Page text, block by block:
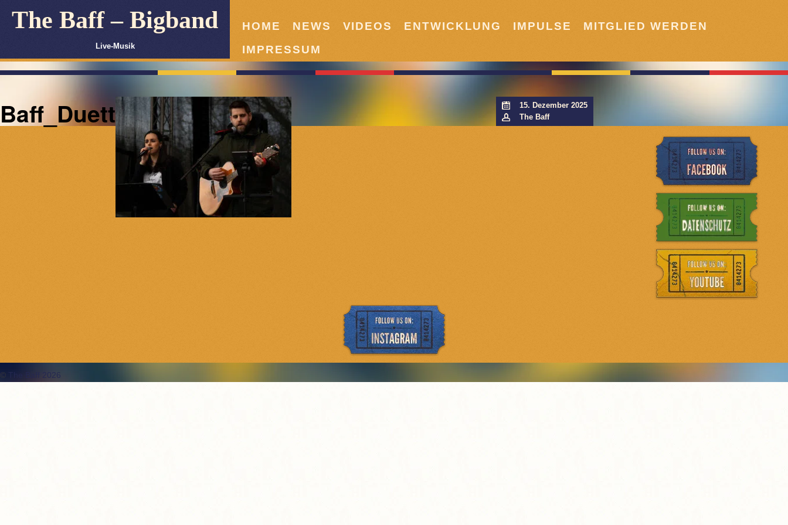
HOME NEWS VIDEOS ENTWICKLUNG IMPULSE
MITGLIED WERDEN
IMPRESSUM
The Baff – Bigband
Live-Musik
Baff_Duett
15. Dezember 2025
The Baff
© The Baff 2026